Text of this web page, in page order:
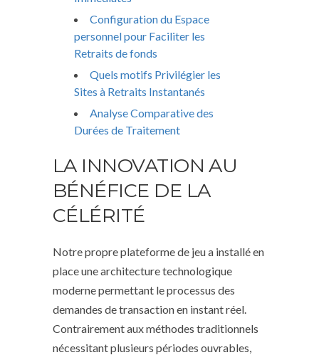
Configuration du Espace
personnel pour Faciliter les
Retraits de fonds
Quels motifs Privilégier les
Sites à Retraits Instantanés
Analyse Comparative des
Durées de Traitement
LA INNOVATION AU
BÉNÉFICE DE LA
CÉLÉRITÉ
Notre propre plateforme de jeu a installé en
place une architecture technologique
moderne permettant le processus des
demandes de transaction en instant réel.
Contrairement aux méthodes traditionnels
nécessitant plusieurs périodes ouvrables,